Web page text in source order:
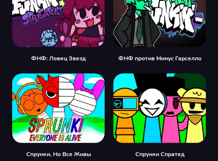
ФНФ: Ловец Звезд ФНФ против Минус Гарселло
Спрунки, Но Все Живы Спрунки Спратед